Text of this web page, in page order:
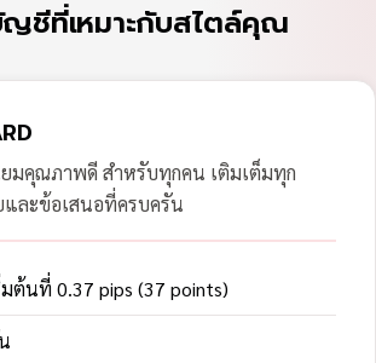
ญชีที่เหมาะกับสไตล์คุณ
มคุณภาพดี สำหรับทุกคน เติมเต็มทุก
ละข้อเสนอที่ครบครัน
ต้นที่ 0.37 pips (37 points)